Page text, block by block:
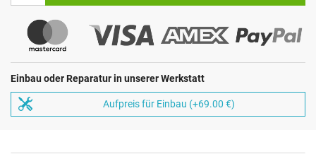
Einbau oder Reparatur in unserer Werkstatt
Aufpreis für Einbau (+69.00 €)